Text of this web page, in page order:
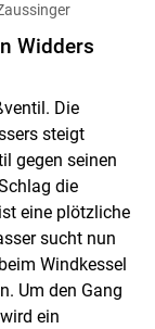
Widders
Die
steigt
gegen seinen
die
eine plötzliche
sucht nun
Windkessel
Um den Gang
ein